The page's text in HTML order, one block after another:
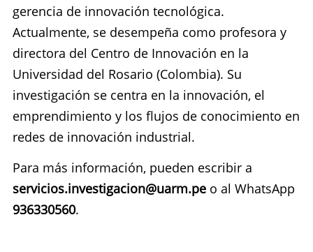
gerencia de innovación tecnológica.
Actualmente, se desempeña como profesora y
directora del Centro de Innovación en la
Universidad del Rosario (Colombia). Su
investigación se centra en la innovación, el
emprendimiento y los flujos de conocimiento en
redes de innovación industrial.
Para más información, pueden escribir a
servicios.investigacion@uarm.pe o al WhatsApp
936330560.